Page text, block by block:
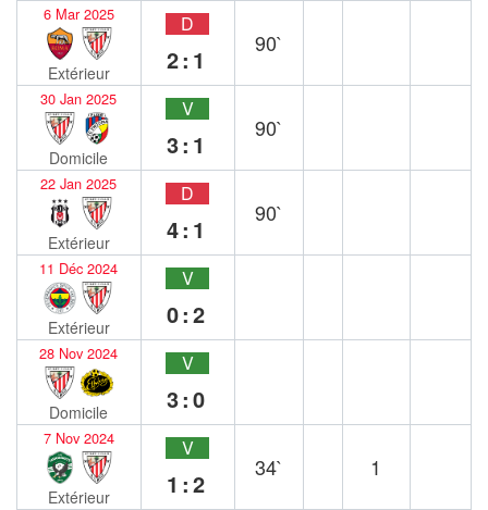
6 Mar 2025
Extérieur
D
2:1
90`
30 Jan 2025
Domicile
V
3:1
90`
22 Jan 2025
Extérieur
D
4:1
90`
11 Déc 2024
Extérieur
V
0:2
28 Nov 2024
Domicile
V
3:0
7 Nov 2024
Extérieur
V
1:2
34` 1